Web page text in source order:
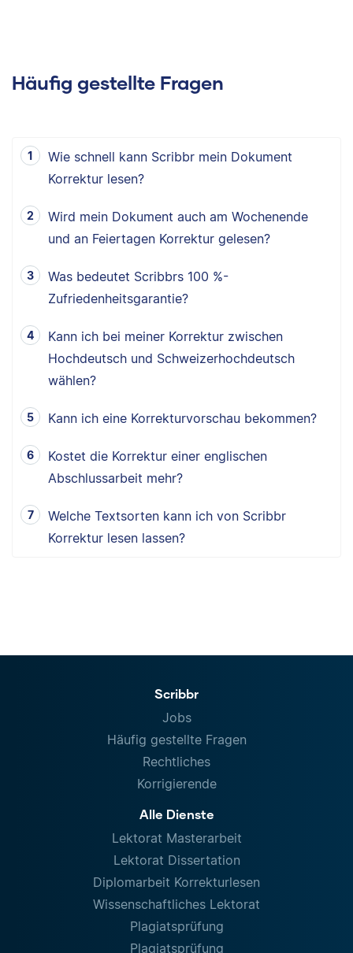
Häufig gestellte Fragen
Wie schnell kann Scribbr mein Dokument
Korrektur lesen?
Wird mein Dokument auch am Wochenende
und an Feiertagen Korrektur gelesen?
Was bedeutet Scribbrs 100 %-
Zufriedenheitsgarantie?
Kann ich bei meiner Korrektur zwischen
Hochdeutsch und Schweizerhochdeutsch
wählen?
Kann ich eine Korrekturvorschau bekommen?
Kostet die Korrektur einer englischen
Abschlussarbeit mehr?
Welche Textsorten kann ich von Scribbr
Korrektur lesen lassen?
Scribbr
Jobs
Häufig gestellte Fragen
Rechtliches
Korrigierende
Alle Dienste
Lektorat Masterarbeit
Lektorat Dissertation
Diplomarbeit Korrekturlesen
Wissenschaftliches Lektorat
Plagiatsprüfung
Plagiatsprüfung